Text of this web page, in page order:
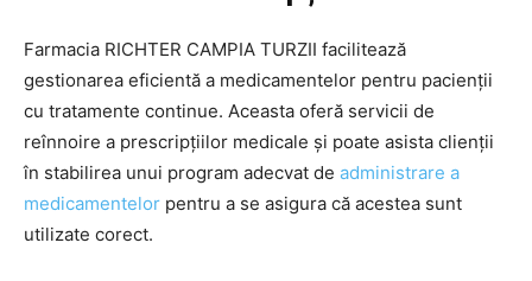
Farmacia RICHTER CAMPIA TURZII facilitează
gestionarea eficientă a medicamentelor pentru pacienții
cu tratamente continue. Aceasta oferă servicii de
reînnoire a prescripțiilor medicale și poate asista clienții
în stabilirea unui program adecvat de administrare a
medicamentelor pentru a se asigura că acestea sunt
utilizate corect.